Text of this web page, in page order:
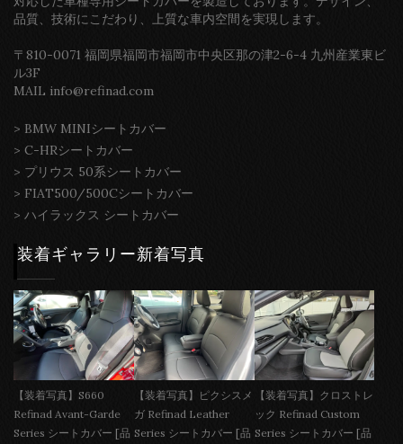
品質、技術にこだわり、上質な車内空間を実現します。
〒810-0071 福岡県福岡市福岡市中央区那の津2-6-4 九州産業東ビ
ル3F
MAIL info@refinad.com
> BMW MINIシートカバー
> C-HRシートカバー
> プリウス 50系シートカバー
> FIAT500/500Cシートカバー
> ハイラックス シートカバー
装着ギャラリー新着写真
【装着写真】S660
Refinad Avant-Garde
Series シートカバー [品
【装着写真】ピクシスメ
ガ Refinad Leather
Series シートカバー [品
【装着写真】クロストレ
ック Refinad Custom
Series シートカバー [品